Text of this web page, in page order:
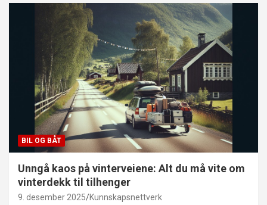
BIL OG BÅT
Unngå kaos på vinterveiene: Alt du må vite om
vinterdekk til tilhenger
9. desember 2025 Kunnskapsnettverk